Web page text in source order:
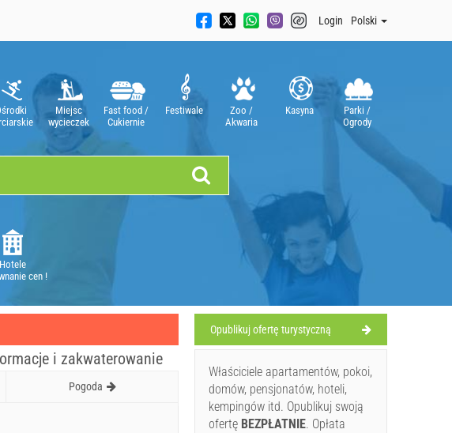
Login Polski
Miejsc
wycieczek
Fast food /
Cukiernie
Festiwale
Zoo /
Akwaria
Kasyna
Parki /
Ogrody
Hotele
cen !
i zakwaterowanie
Pogoda
Opublikuj ofertę turystyczną
Właściciele apartamentów, pokoi,
domów, pensjonatów, hoteli,
kempingów itd. Opublikuj swoją
ofertę BEZPŁATNIE. Opłata